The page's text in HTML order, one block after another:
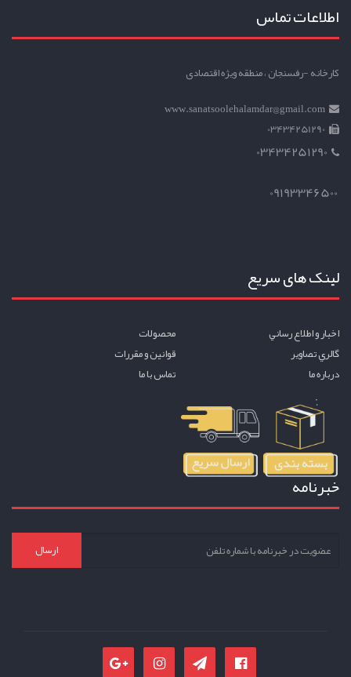
اطلاعات تماس
کارخانه -رفسنجان ، منطقه ویژه اقتصادی
www.sanatsoolehalamdar@gmail.com
03434251290
03434251290
09193346500
لینک های سریع
اخبار و اطلاع رساني
محصولات
گالري تصاوير
قوانين و مقررات
درباره ما
تماس با ما
خبرنامه
ارسال